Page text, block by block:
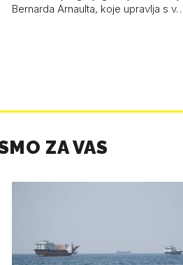
Bernarda Arnaulta, koje upravlja s